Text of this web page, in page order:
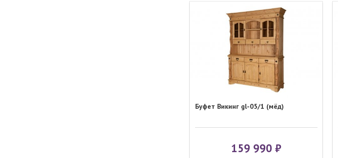
Буфет Викинг gl-05/1 (мёд)
159 990